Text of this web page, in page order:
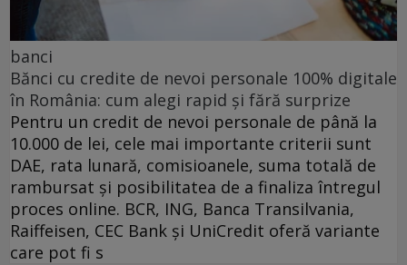
banci
Bănci cu credite de nevoi personale 100% digitale
în România: cum alegi rapid și fără surprize
Pentru un credit de nevoi personale de până la
10.000 de lei, cele mai importante criterii sunt
DAE, rata lunară, comisioanele, suma totală de
rambursat și posibilitatea de a finaliza întregul
proces online. BCR, ING, Banca Transilvania,
Raiffeisen, CEC Bank și UniCredit oferă variante
care pot fi s